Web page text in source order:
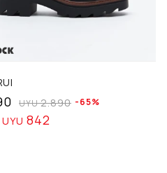
UYU 2.890 65
UYU 842